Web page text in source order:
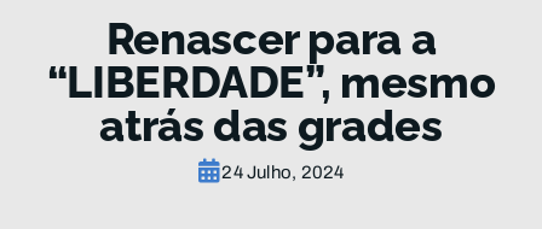
INSTITUCIONAL
UNIVERSAL+
Renascer para a
“LIBERDADE”, mesmo
atrás das grades
24 Julho, 2024